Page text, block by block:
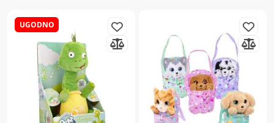
UGODNO